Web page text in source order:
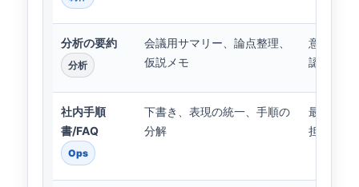
分析の要約
分析
会議用サマリー、論点整理、
仮説メモ
意思決定
認”を入
社内手順
書/FAQ
Ops
下書き、表現の統一、手順の
分解
最新版の
担当を置